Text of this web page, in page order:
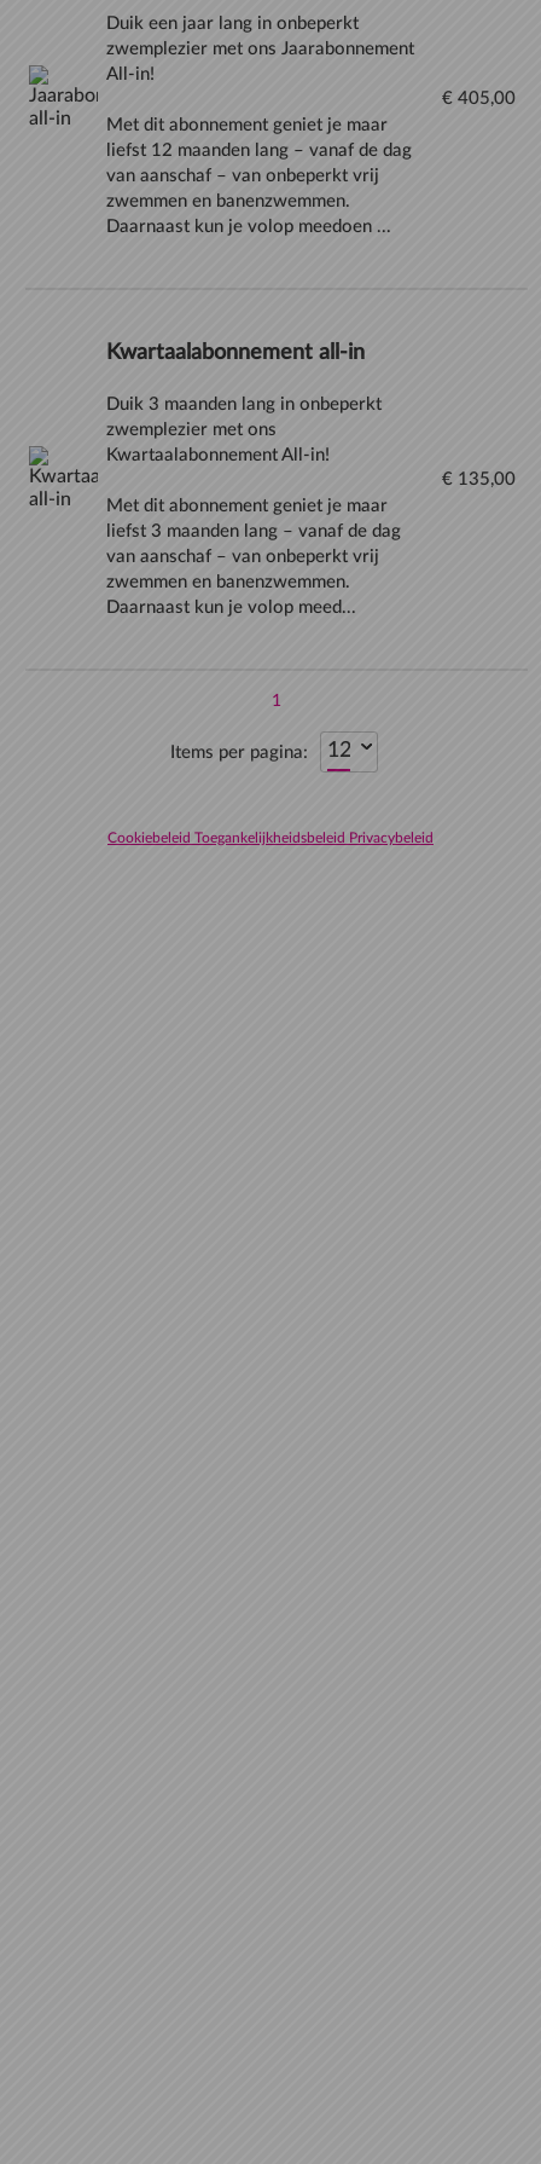
1
Items per pagina:
Duik een jaar lang in onbeperkt
zwemplezier met ons Jaarabonnement
All-in!
Met dit abonnement geniet je maar
liefst 12 maanden lang – vanaf de dag
van aanschaf – van onbeperkt vrij
zwemmen en banenzwemmen.
Daarnaast kun je volop meedoen ...
€ 405,00
Kwartaalabonnement all-in
Duik 3 maanden lang in onbeperkt
zwemplezier met ons
Kwartaalabonnement All-in!
Met dit abonnement geniet je maar
liefst 3 maanden lang – vanaf de dag
van aanschaf – van onbeperkt vrij
zwemmen en banenzwemmen.
Daarnaast kun je volop meed...
€ 135,00
Cookiebeleid Toegankelijkheidsbeleid Privacybeleid